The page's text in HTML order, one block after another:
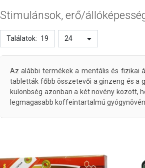
Stimulánsok, erő/
Találatok: 19 24
Az alábbi termékek a mentális és fizikai
tabletták főbb összetevői a ginzeng és a
különbség azonban a két növény között,
legmagasabb koffeintartalmú